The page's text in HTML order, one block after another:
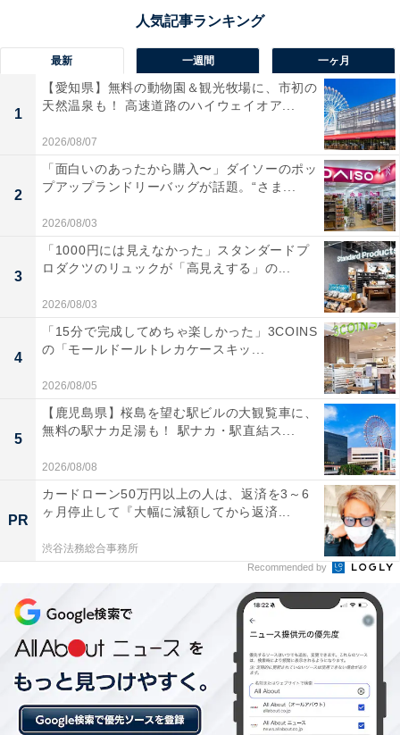
最新 一週間 一ヶ月
1
【愛知県】無料の動物園＆観光牧場に、市初の
天然温泉も！ 高速道路のハイウェイオア...
2026/08/07
2
「面白いのあったから購入〜」ダイソーのポッ
プアップランドリーバッグが話題。“さま...
2026/08/03
3
「1000円には見えなかった」スタンダードプ
ロダクツのリュックが「高見えする」の...
2026/08/03
4
「15分で完成してめちゃ楽しかった」3COINS
の「モールドールトレカケースキッ...
2026/08/05
5
【鹿児島県】桜島を望む駅ビルの大観覧車に、
無料の駅ナカ足湯も！ 駅ナカ・駅直結ス...
2026/08/08
PR
カードローン50万円以上の人は、返済を3～6
ヶ月停止して『大幅に減額してから返済...
渋谷法務総合事務所
Recommended by